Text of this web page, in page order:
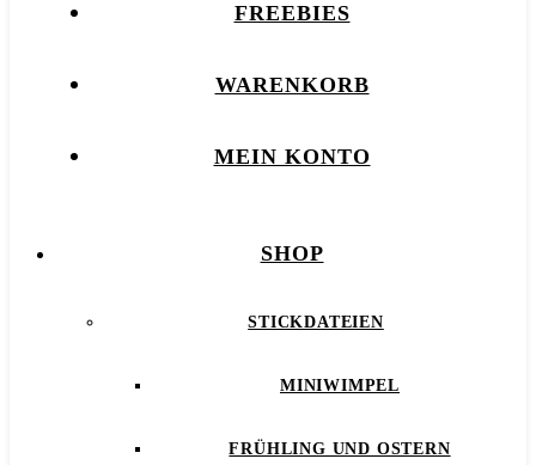
FREEBIES
WARENKORB
MEIN KONTO
SHOP
STICKDATEIEN
MINIWIMPEL
FRÜHLING UND OSTERN